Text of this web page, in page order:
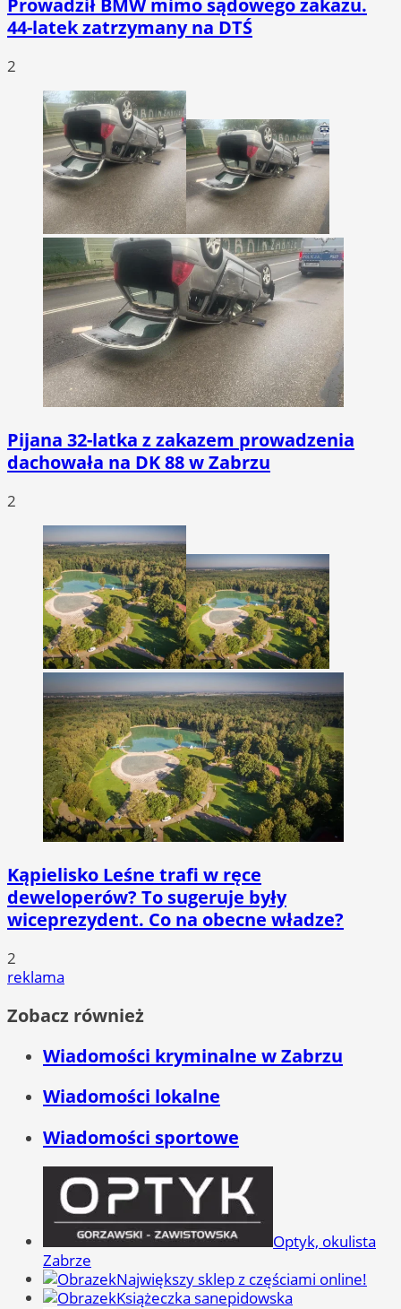
44-latek zatrzymany na DTŚ
2
Pijana 32-latka z zakazem prowadzenia
dachowała na DK 88 w Zabrzu
2
Kąpielisko Leśne trafi w ręce
deweloperów? To sugeruje były
wiceprezydent. Co na obecne władze?
2
reklama
Zobacz również
Wiadomości kryminalne w Zabrzu
Wiadomości lokalne
Wiadomości sportowe
Optyk, okulista
Zabrze
Największy sklep z częściami online!
Książeczka sanepidowska